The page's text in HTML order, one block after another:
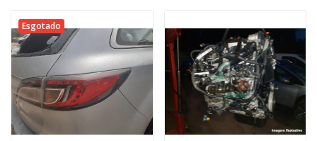
Esgotado